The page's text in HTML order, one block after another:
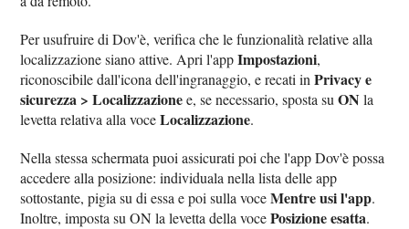
Per usufruire di Dov'è, verifica che le funzionalità relative alla
localizzazione siano attive. Apri l'appImpostazioni,
riconoscibile dall'icona dell'ingranaggio, e recati inPrivacy e
sicurezza > Localizzazionee, se necessario, sposta suON la
levetta relativa alla voceLocalizzazione.
Nella stessa schermata puoi assicurati poi che l'app Dov'è possa
accedere alla posizione: individuala nella lista delle app
sottostante, pigia su di essa e poi sulla voceMentre usi l'app.
Inoltre, imposta su ON la levetta della vocePosizione esatta.